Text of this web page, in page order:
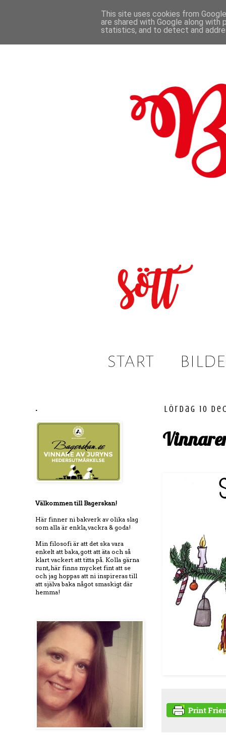
lördag 10
.
Välkommen till Bagerskan!
Här finner ni bakverk av olika slag
som alla är enkla, vackra & goda!
Min filosofi är att det ska vara
enkelt att baka, gott att äta och så
klart vackert att titta på. Kolla gärna
runt, här finns mycket fint att se
och jag hoppas att ni inspireras till
att själva baka något smaskigt där
hemma!
This site uses cookies from
are shared with Google along
statistics, and to detect and